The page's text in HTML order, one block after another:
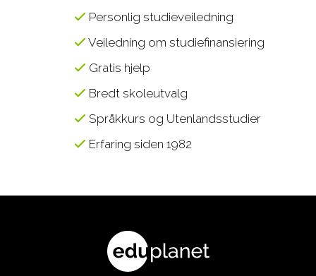
Personlig studieveiledning
Veiledning om studiefinansiering
Gratis hjelp
Bredt skoleutvalg
Språkkurs og Utenlandsstudier
Erfaring siden 1982